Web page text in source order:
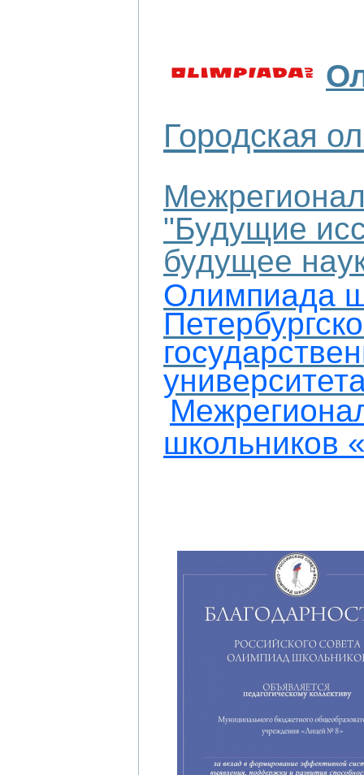
Городская
"Будущие
будущее
Олимпиада
школьников